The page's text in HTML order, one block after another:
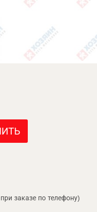
заказе по телефону)